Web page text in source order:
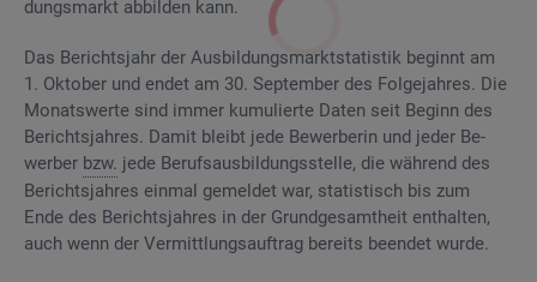
dungs­markt ab­bil­den kann.
Das Be­richts­jahr der Aus­bil­dungs­markt­sta­tis­tik be­ginnt am
1. Ok­to­ber und endet am 30. Sep­tem­ber des Fol­ge­jah­res. Die
Mo­nats­wer­te sind immer ku­mu­lier­te Daten seit Be­ginn des
Be­richts­jah­res. Damit bleibt jede Be­wer­be­rin und jeder Be­
wer­ber bzw. jede Be­rufs­aus­bil­dungs­stel­le, die wäh­rend des
Be­richts­jah­res ein­mal ge­mel­det war, sta­tis­tisch bis zum
Ende des Be­richts­jah­res in der Grund­ge­samt­heit ent­hal­ten,
auch wenn der Ver­mitt­lungs­auf­trag be­reits be­en­det wurde.